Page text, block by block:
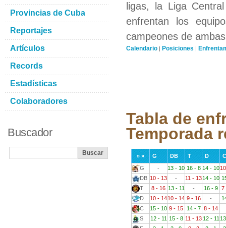
ligas, la Liga
enfrentan los
campeones de
Calendario | Posiciones |
Tabla de
Temporada
» » G DB T D
C
G
- 13 - 10 16 - 8 14 - 10
DB 10 - 13 - 11 - 1314 - 10
T
8 - 16 13 - 11 - 16 - 9 7
D
10 - 1410 - 14 9 - 16 -
C
15 - 10 9 - 15 14 - 7 8 - 14
S
12 - 11 15 - 8 11 - 13 12 - 11
Provincias de Cuba
Reportajes
Artículos
Records
Estadísticas
Colaboradores
Buscador